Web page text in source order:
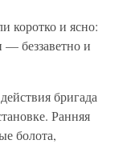
коротко и ясно:
— беззаветно и
бригада
Ранняя
болота,